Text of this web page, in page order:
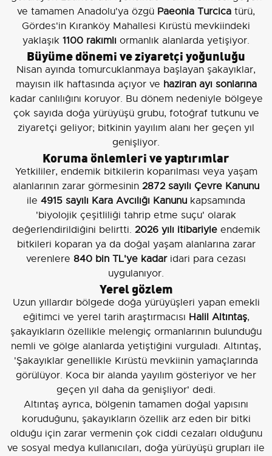
ve tamamen Anadolu'ya özgü Paeonia Turcica türü,
Gördes'in Kıranköy Mahallesi Kırüstü mevkiindeki
yaklaşık 1100 rakımlı ormanlık alanlarda yetişiyor.
Büyüme dönemi ve ziyaretçi yoğunluğu
Nisan ayında tomurcuklanmaya başlayan şakayıklar,
mayısın ilk haftasında açıyor ve haziran ayı sonlarına
kadar canlılığını koruyor. Bu dönem nedeniyle bölgeye
çok sayıda doğa yürüyüşü grubu, fotoğraf tutkunu ve
ziyaretçi geliyor; bitkinin yayılım alanı her geçen yıl
genişliyor.
Koruma önlemleri ve yaptırımlar
Yetkililer, endemik bitkilerin koparılması veya yaşam
alanlarının zarar görmesinin 2872 sayılı Çevre Kanunu
ile 4915 sayılı Kara Avcılığı Kanunu kapsamında
'biyolojik çeşitliliği tahrip etme suçu' olarak
değerlendirildiğini belirtti. 2026 yılı itibariyleendemik
bitkileri koparan ya da doğal yaşam alanlarına zarar
verenlere 840 bin TL'ye kadaridari para cezası
uygulanıyor.
Yerel gözlem
Uzun yıllardır bölgede doğa yürüyüşleri yapan emekli
eğitimci ve yerel tarih araştırmacısı Halil Altıntaş,
şakayıkların özellikle melengiç ormanlarının bulunduğu
nemli ve gölge alanlarda yetiştiğini vurguladı. Altıntaş,
'Şakayıklar genellikle Kırüstü mevkiinin yamaçlarında
görülüyor. Koca bir alanda yayılım gösteriyor ve her
geçen yıl daha da genişliyor' dedi.
Altıntaş ayrıca, bölgenin tamamen doğal yapısını
koruduğunu, şakayıkların özellik arz eden bir bitki
olduğu için zarar vermenin çok ciddi cezaları olduğunu
ve sosyal medya kullanıcıları, doğa yürüyüşü grupları ile